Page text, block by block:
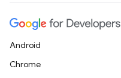
Android
Chrome